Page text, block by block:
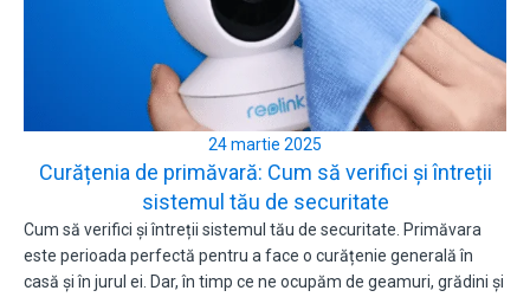
24 martie 2025
Curățenia de primăvară: Cum să verifici și întreții
sistemul tău de securitate
Cum să verifici și întreții sistemul tău de securitate. Primăvara
este perioada perfectă pentru a face o curățenie generală în
casă și în jurul ei. Dar, în timp ce ne ocupăm de geamuri, grădini și